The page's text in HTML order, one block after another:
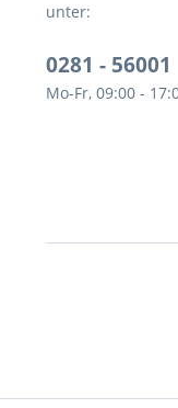
unter:
0281 - 56001
Mo-Fr, 09:00 -